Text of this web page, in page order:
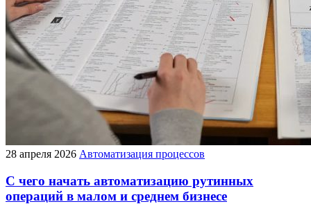
28 апреля 2026 Автоматизация процессов
С чего начать автоматизацию рутинных
операций в малом и среднем бизнесе